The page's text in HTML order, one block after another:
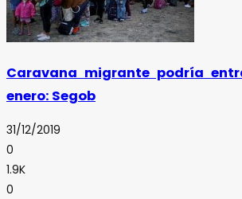
Caravana migrante podría
enero: Segob
31/12/2019
0
1.9K
0